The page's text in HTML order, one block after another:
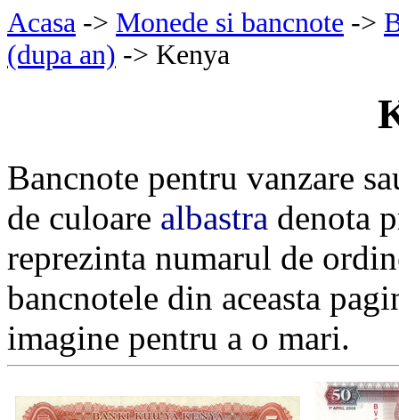
Acasa -> Monede si bancnote ->
(dupa an) -> Kenya
Bancnote pentru vanzare
de culoare albastra denota
reprezinta numarul de
bancnotele din aceasta
imagine pentru a o mari.